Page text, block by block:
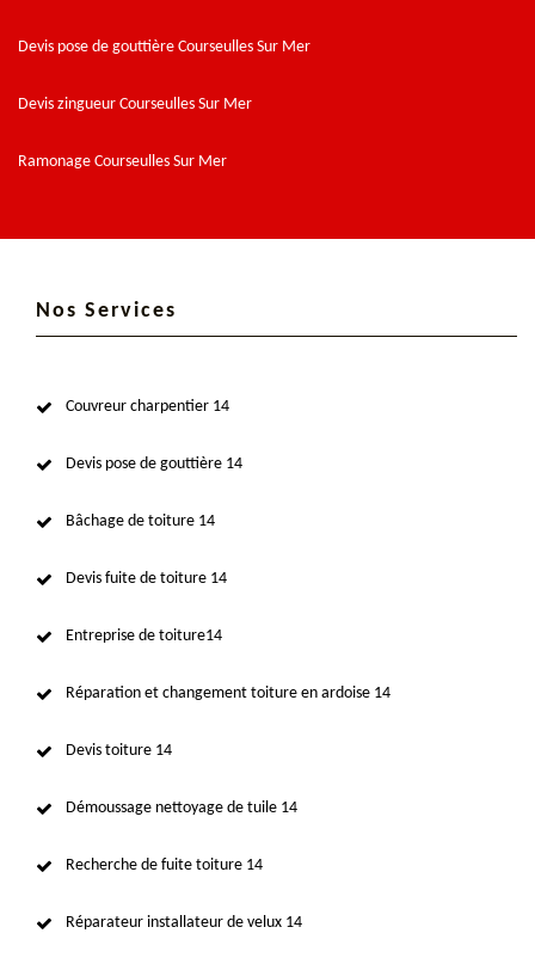
Devis pose de gouttière Courseulles Sur Mer
Devis zingueur Courseulles Sur Mer
Ramonage Courseulles Sur Mer
Nos Services
Couvreur charpentier 14
Devis pose de gouttière 14
Bâchage de toiture 14
Devis fuite de toiture 14
Entreprise de toiture14
Réparation et changement toiture en ardoise 14
Devis toiture 14
Démoussage nettoyage de tuile 14
Recherche de fuite toiture 14
Réparateur installateur de velux 14